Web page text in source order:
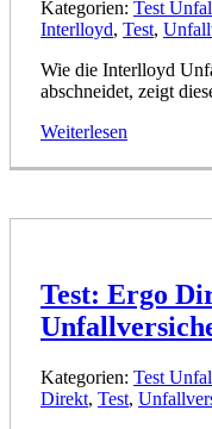
Kategorien: Test
Interlloyd, Test,
Wie die Interlloyd
abschneidet, zeigt
Weiterlesen
Test: Ergo
Kategorien: Test
Direkt, Test,